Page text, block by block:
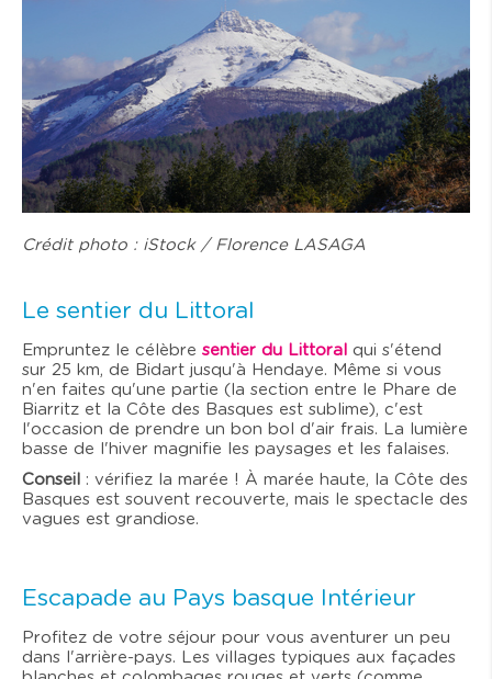
Crédit photo : iStock / Florence LASAGA
Le sentier du Littoral
Empruntez le célèbre sentier du Littoral qui s'étend
sur 25 km, de Bidart jusqu'à Hendaye. Même si vous
n'en faites qu'une partie (la section entre le Phare de
Biarritz et la Côte des Basques est sublime), c'est
l'occasion de prendre un bon bol d'air frais. La lumière
basse de l'hiver magnifie les paysages et les falaises.
Conseil : vérifiez la marée ! À marée haute, la Côte des
Basques est souvent recouverte, mais le spectacle des
vagues est grandiose.
Escapade au Pays basque Intérieur
Profitez de votre séjour pour vous aventurer un peu
dans l'arrière-pays. Les villages typiques aux façades